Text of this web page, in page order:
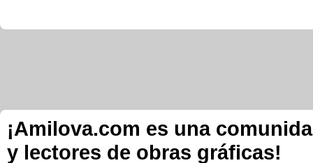
¡Amilova.com es una
y lectores de obras gráficas!